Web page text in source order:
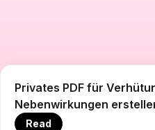
Privates PDF für
Nebenwirkungen
Read